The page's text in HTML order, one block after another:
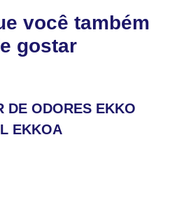
você também
gostar
DE ODORES EKKO
EKKOA